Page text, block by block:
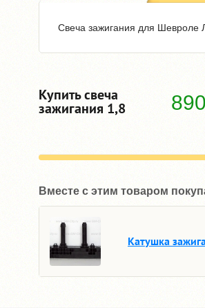
Свеча зажигания для Шевроле
Купить свеча
зажигания 1,8 890
Вместе с этим товаром
Катушка